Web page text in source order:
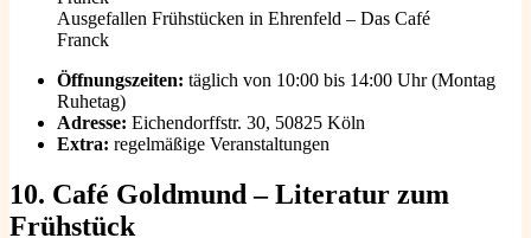
Ausgefallen Frühstücken in Ehrenfeld – Das Café
Franck
Öffnungszeiten: täglich von 10:00 bis 14:00 Uhr (Montag
Ruhetag)
Adresse: Eichendorffstr. 30, 50825 Köln
Extra: regelmäßige Veranstaltungen
10. Café Goldmund – Literatur zum
Frühstück